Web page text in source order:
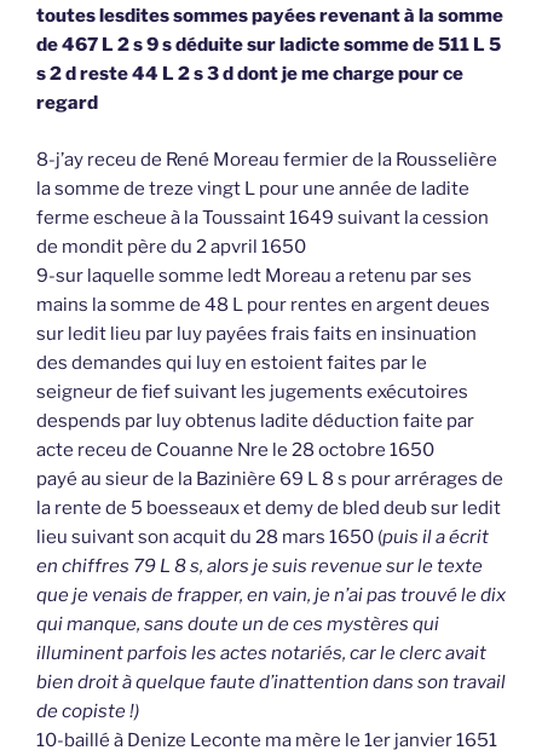
toutes lesdites sommes payées revenant à la somme
de 467 L 2 s 9 s déduite sur ladicte somme de 511 L 5
s 2 d reste 44 L 2 s 3 d dont je me charge pour ce
regard
8-j’ay receu de René Moreau fermier de la Rousselière
la somme de treze vingt L pour une année de ladite
ferme escheue à la Toussaint 1649 suivant la cession
de mondit père du 2 apvril 1650
9-sur laquelle somme ledt Moreau a retenu par ses
mains la somme de 48 L pour rentes en argent deues
sur ledit lieu par luy payées frais faits en insinuation
des demandes qui luy en estoient faites par le
seigneur de fief suivant les jugements exécutoires
despends par luy obtenus ladite déduction faite par
acte receu de Couanne Nre le 28 octobre 1650
payé au sieur de la Bazinière 69 L 8 s pour arrérages de
la rente de 5 boesseaux et demy de bled deub sur ledit
lieu suivant son acquit du 28 mars 1650 (puis il a écrit
en chiffres 79 L 8 s, alors je suis revenue sur le texte
que je venais de frapper, en vain, je n’ai pas trouvé le dix
qui manque, sans doute un de ces mystères qui
illuminent parfois les actes notariés, car le clerc avait
bien droit à quelque faute d’inattention dans son travail
de copiste !)
10-baillé à Denize Leconte ma mère le 1er janvier 1651